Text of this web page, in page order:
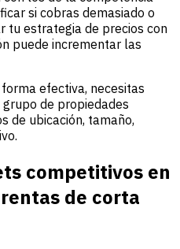
si cobras demasiado o
tu estrategia de precios con
puede incrementar las
efectiva, necesitas
de propiedades
de ubicación, tamaño,
competitivos en
de corta